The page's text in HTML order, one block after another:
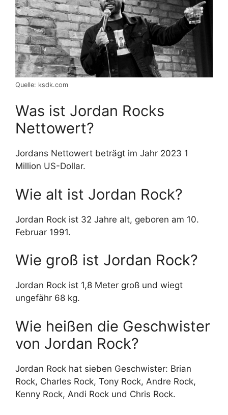
Quelle: ksdk.com
Was ist Jordan Rocks
Nettowert?
Jordans Nettowert beträgt im Jahr 2023 1
Million US-Dollar.
Wie alt ist Jordan Rock?
Jordan Rock ist 32 Jahre alt, geboren am 10.
Februar 1991.
Wie groß ist Jordan Rock?
Jordan Rock ist 1,8 Meter groß und wiegt
ungefähr 68 kg.
Wie heißen die Geschwister
von Jordan Rock?
Jordan Rock hat sieben Geschwister: Brian
Rock, Charles Rock, Tony Rock, Andre Rock,
Kenny Rock, Andi Rock und Chris Rock.